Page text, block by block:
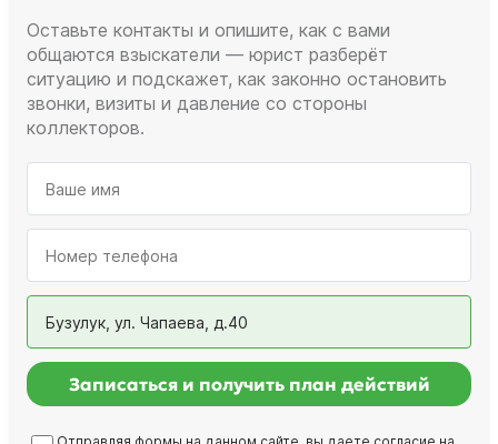
Оставьте контакты и опишите, как с вами
общаются взыскатели — юрист разберёт
ситуацию и подскажет, как законно остановить
звонки, визиты и давление со стороны
коллекторов.
Бузулук, ул. Чапаева, д.40
Записаться и получить план действий